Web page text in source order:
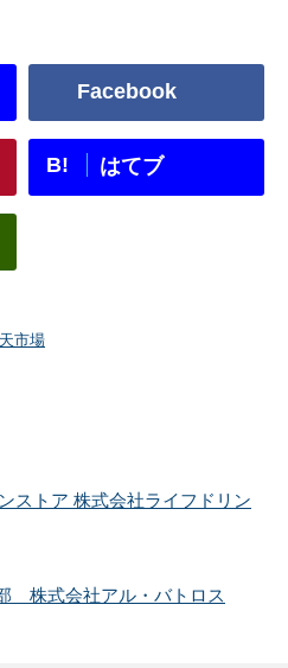
Facebook
B! はてブ
市場
ストア 株式会社ライフドリン
株式会社アル・バトロス